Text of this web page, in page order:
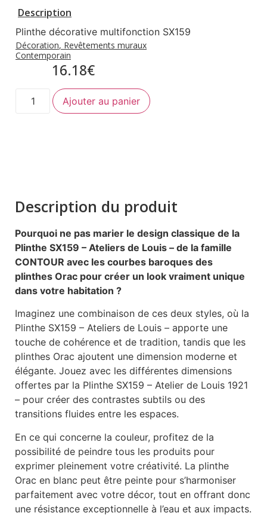
Description
Plinthe décorative multifonction SX159
Décoration, Revêtements muraux
Contemporain
16.18€
Ajouter au panier
Description du produit
Pourquoi ne pas marier le design classique de la
Plinthe SX159 – Ateliers de Louis – de la famille
CONTOUR avec les courbes baroques des
plinthes Orac pour créer un look vraiment unique
dans votre habitation ?
Imaginez une combinaison de ces deux styles, où la
Plinthe SX159 – Ateliers de Louis – apporte une
touche de cohérence et de tradition, tandis que les
plinthes Orac ajoutent une dimension moderne et
élégante. Jouez avec les différentes dimensions
offertes par la Plinthe SX159 – Atelier de Louis 1921
– pour créer des contrastes subtils ou des
transitions fluides entre les espaces.
En ce qui concerne la couleur, profitez de la
possibilité de peindre tous les produits pour
exprimer pleinement votre créativité. La plinthe
Orac en blanc peut être peinte pour s’harmoniser
parfaitement avec votre décor, tout en offrant donc
une résistance exceptionnelle à l’eau et aux impacts.